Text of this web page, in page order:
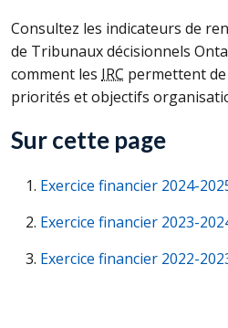
Consultez les indicateurs de
de Tribunaux décisionnels
comment les IRC permettent
priorités et objectifs
Sur cette page
Exercice financier 2024-
Exercice financier 2023-
Exercice financier 2022-